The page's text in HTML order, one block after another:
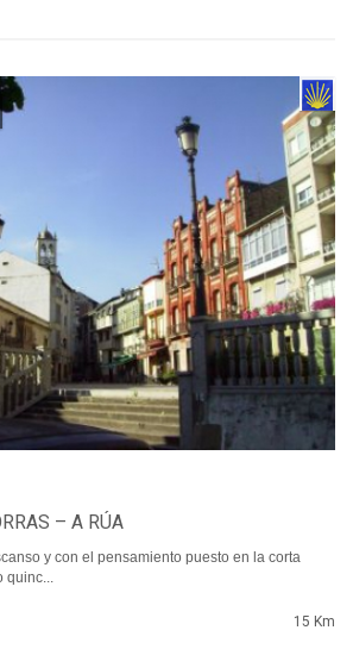
– A RÚA
y con el pensamiento puesto en la corta
15 Km